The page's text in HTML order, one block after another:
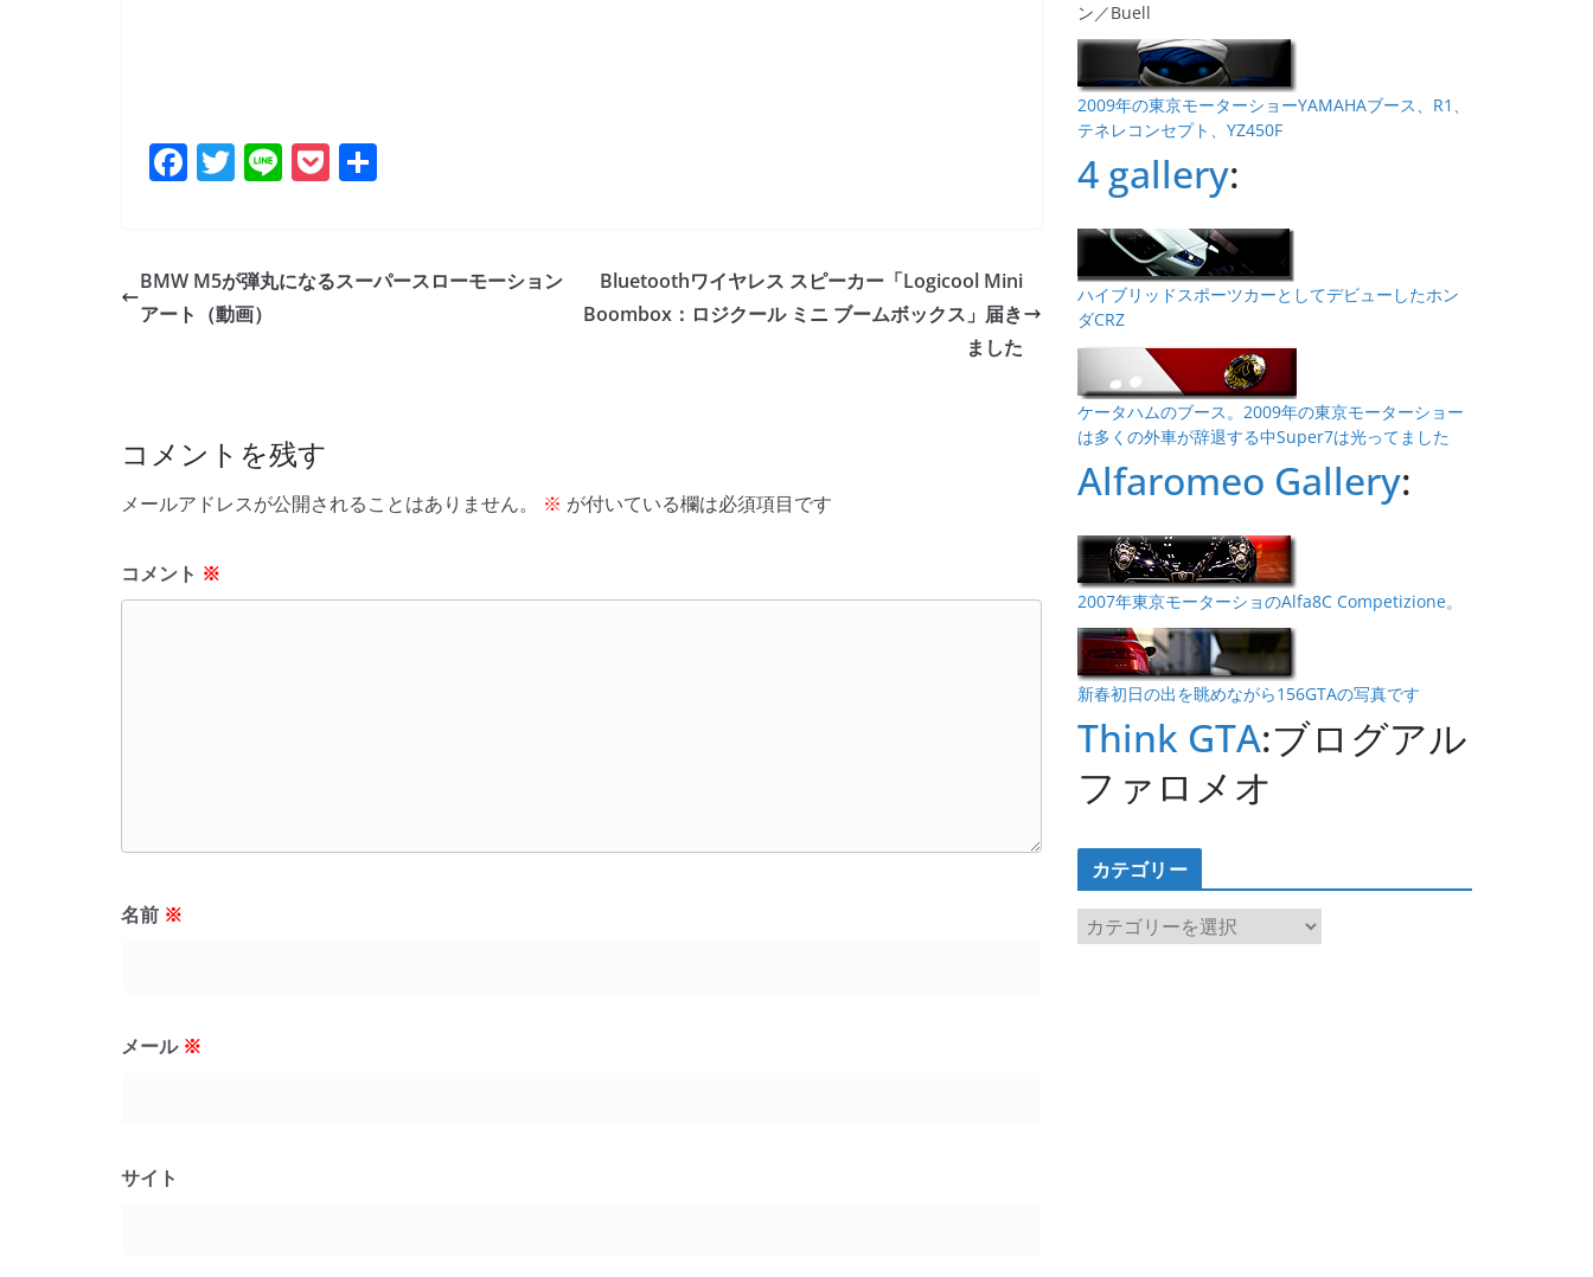
F
e
b
T
er
Li P
et
BMW M5が弾丸になるスーパースローモーション
アート（動画）
Bluetoothワイヤレス スピーカー「Logicool Mini
Boombox：ロジクール ミニ ブームボックス」届き
ました
コメントを残す
メールアドレスが公開されることはありません。 ※ が付いている欄は必須項目です
コメント ※
名前 ※
メール ※
サイト
ン／Buell
2009年の東京モーターショーYAMAHAブース、R1、
テネレコンセプト、YZ450F
4 gallery:
ハイブリッドスポーツカーとしてデビューしたホン
ダCRZ
ケータハムのブース。2009年の東京モーターショー
は多くの外車が辞退する中Super7は光ってました
Alfaromeo Gallery:
2007年東京モーターショのAlfa8C Competizione。
新春初日の出を眺めながら156GTAの写真です
Think GTA:ブログアル
ファロメオ
カテゴリー
カ
テ